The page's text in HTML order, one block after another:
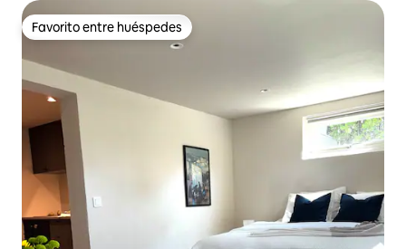
Favorito entre huéspedes
Favorito entre huéspedes